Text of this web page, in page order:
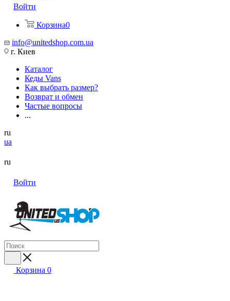
Войти
Корзина0
info@unitedshop.com.ua
г. Киев
Каталог
Кеды Vans
Как выбрать размер?
Возврат и обмен
Частые вопросы
...
ru
ua
ru
Войти
Корзина 0